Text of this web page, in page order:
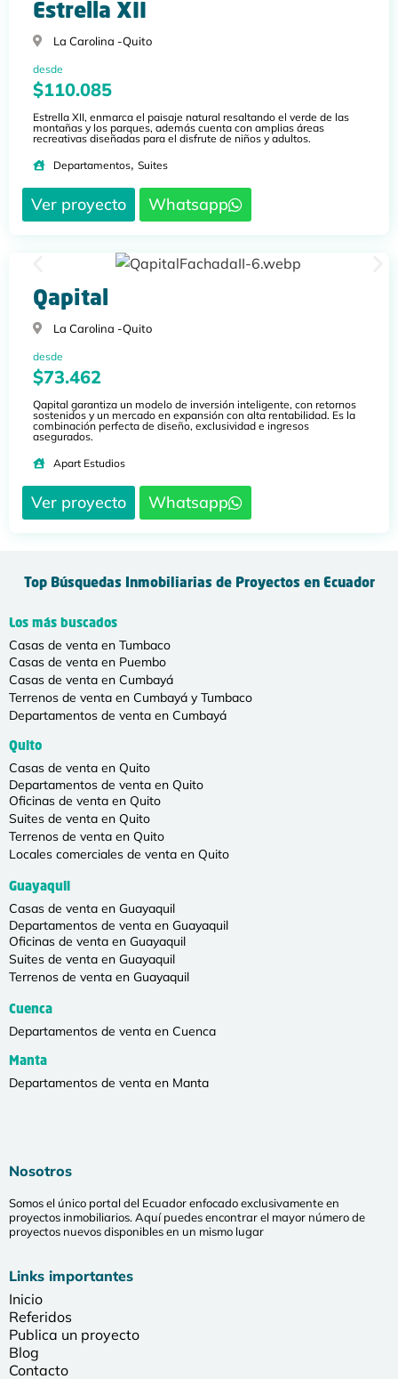
Estrella XII
La Carolina -Quito
desde
$110.085
Estrella XII, enmarca el paisaje natural resaltando el verde de las
montañas y los parques, además cuenta con amplias áreas
recreativas diseñadas para el disfrute de niños y adultos.
Departamentos, Suites
Ver proyecto Whatsapp
Qapital
La Carolina -Quito
desde
$73.462
Qapital garantiza un modelo de inversión inteligente, con retornos
sostenidos y un mercado en expansión con alta rentabilidad. Es la
combinación perfecta de diseño, exclusividad e ingresos
asegurados.
Apart Estudios
Ver proyecto Whatsapp
Top Búsquedas Inmobiliarias de Proyectos en Ecuador
Los más buscados
Casas de venta en Tumbaco
Casas de venta en Puembo
Casas de venta en Cumbayá
Terrenos de venta en Cumbayá y Tumbaco
Departamentos de venta en Cumbayá
Quito
Casas de venta en Quito
Departamentos de venta en Quito
Oficinas de venta en Quito
Suites de venta en Quito
Terrenos de venta en Quito
Locales comerciales de venta en Quito
Guayaquil
Casas de venta en Guayaquil
Departamentos de venta en Guayaquil
Oficinas de venta en Guayaquil
Suites de venta en Guayaquil
Terrenos de venta en Guayaquil
Cuenca
Departamentos de venta en Cuenca
Manta
Departamentos de venta en Manta
Nosotros
Somos el único portal del Ecuador enfocado exclusivamente en
proyectos inmobiliarios. Aquí puedes encontrar el mayor número de
proyectos nuevos disponibles en un mismo lugar
Links importantes
Inicio
Referidos
Publica un proyecto
Blog
Contacto